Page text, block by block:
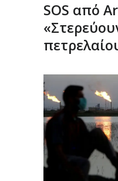
SOS από